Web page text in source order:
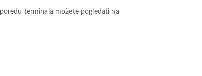
terminala možete pogledati na